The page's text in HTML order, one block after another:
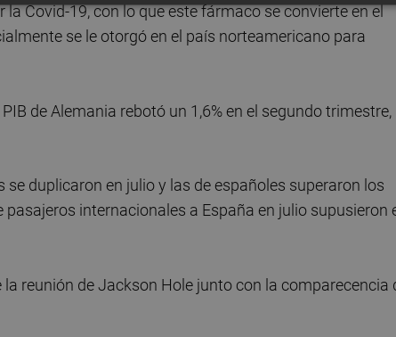
Covid-19, con lo que este fármaco se convierte en el
se le otorgó en el país norteamericano para
de Alemania rebotó un 1,6% en el segundo trimestre,
duplicaron en julio y las de españoles superaron los
internacionales a España en julio supusieron
reunión de Jackson Hole junto con la comparecencia